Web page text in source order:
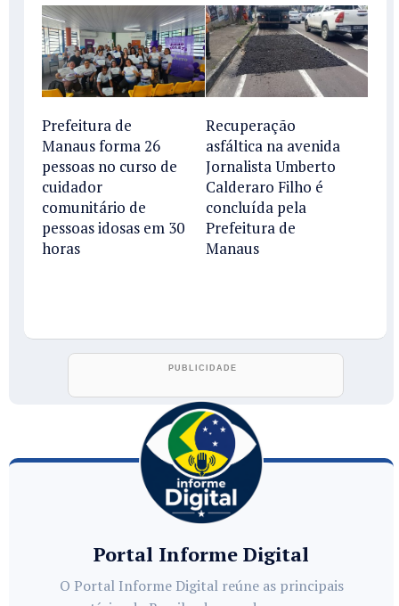
Prefeitura de
Manaus forma 26
pessoas no curso de
cuidador
comunitário de
pessoas idosas em 30
horas
Recuperação
asfáltica na avenida
Jornalista Umberto
Calderaro Filho é
concluída pela
Prefeitura de
Manaus
Portal Informe Digital
O Portal Informe Digital reúne as principais